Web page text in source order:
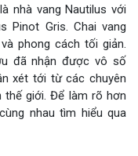
nhà vang Nautilus với
Pinot Gris. Chai vang
phong cách tối giản.
đã nhận được vô số
xét tới từ các chuyên
thế giới. Để làm rõ hơn
nhau tìm hiểu qua